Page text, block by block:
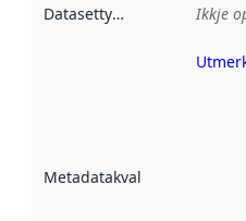
Datasettype Ikkje
Metadatakvalitet